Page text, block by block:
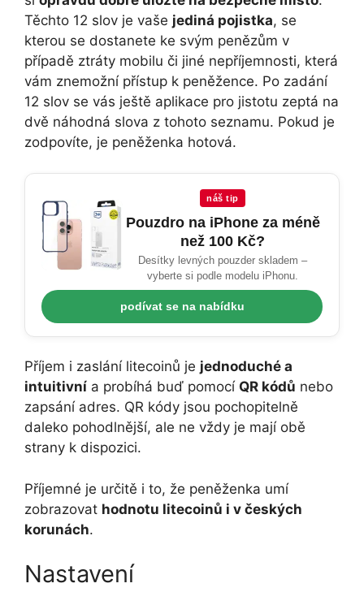
Těchto 12 slov je vaše jediná pojistka, se
kterou se dostanete ke svým penězům v
případě ztráty mobilu či jiné nepříjemnosti, která
vám znemožní přístup k peněžence. Po zadání
12 slov se vás ještě aplikace pro jistotu zeptá na
dvě náhodná slova z tohoto seznamu. Pokud je
zodpovíte, je peněženka hotová.
náš tip
Pouzdro na iPhone za méně
než 100 Kč?
Desítky levných pouzder skladem –
vyberte si podle modelu iPhonu.
podívat se na nabídku
Příjem i zaslání litecoinů je jednoduché a
intuitivní a probíhá buď pomocí QR kódů nebo
zapsání adres. QR kódy jsou pochopitelně
daleko pohodlnější, ale ne vždy je mají obě
strany k dispozici.
Příjemné je určitě i to, že peněženka umí
zobrazovat hodnotu litecoinů i v českých
korunách.
Nastavení